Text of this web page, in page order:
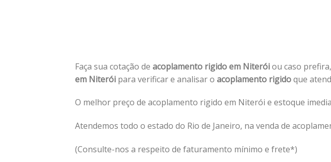
Faça sua cotação de acoplamento rigido em Niteróiou caso
em Niterói para verificar e analisar o acoplamento rigidoque
O melhor preço de acoplamento rigido em Niterói e estoque
Atendemos todo o estado do Rio de Janeiro, na venda de
(Consulte-nos a respeito de faturamento mínimo e frete*)